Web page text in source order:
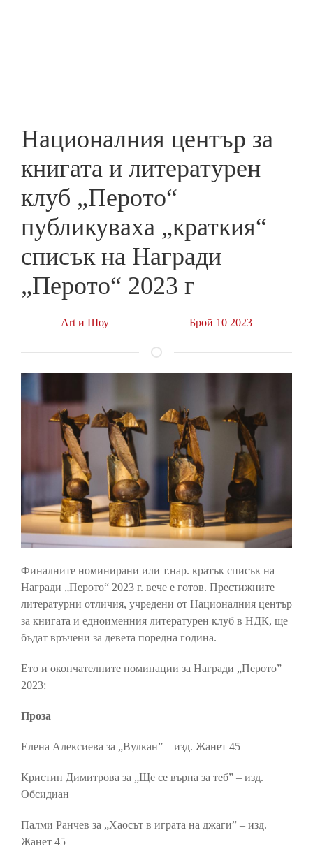
Националния център за
книгата и литературен
клуб „Перото“
публикуваха „краткия“
списък на Награди
„Перото“ 2023 г
Art и Шоу Брой 10 2023
Финалните номинирани или т.нар. кратък списък на
Награди „Перото“ 2023 г. вече е готов. Престижните
литературни отличия, учредени от Националния център
за книгата и едноименния литературен клуб в НДК, ще
бъдат връчени за девета поредна година.
Ето и окончателните номинации за Награди „Перото”
2023:
Проза
Елена Алексиева за „Вулкан” – изд. Жанет 45
Кристин Димитрова за „Ще се върна за теб” – изд.
Обсидиан
Палми Ранчев за „Хаосът в играта на джаги” – изд.
Жанет 45